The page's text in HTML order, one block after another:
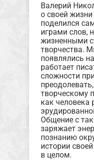
Валерий
о своей жизни
поделился
играми слов,
жизненными
творчества.
появлялись
работает
сложности
творческому
как человека
Общение с
заряжает
познанию
истории
в целом.